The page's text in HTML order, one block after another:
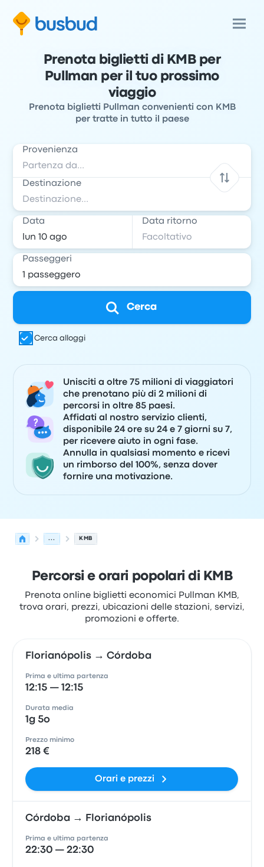
Prenota biglietti di KMB per
Pullman per il tuo prossimo
viaggio
Prenota biglietti Pullman convenienti con KMB
per tratte in tutto il paese
Provenienza
Destinazione
Data Data ritorno
Passeggeri
Cerca
Cerca alloggi
Unisciti a oltre 75 milioni di viaggiatori
che prenotano più di 2 milioni di
percorsi in oltre 85 paesi.
Affidati al nostro servizio clienti,
disponibile 24 ore su 24 e 7 giorni su 7,
per ricevere aiuto in ogni fase.
Annulla in qualsiasi momento e ricevi
un rimborso del 100%, senza dover
fornire una motivazione.
... KMB
Percorsi e orari popolari di KMB
Prenota online biglietti economici Pullman KMB,
trova orari, prezzi, ubicazioni delle stazioni, servizi,
promozioni e offerte.
Florianópolis → Córdoba
Prima e ultima partenza
12:15 — 12:15
Durata media
1g 5o
Prezzo minimo
218 €
Orari e prezzi
Córdoba → Florianópolis
Prima e ultima partenza
22:30 — 22:30